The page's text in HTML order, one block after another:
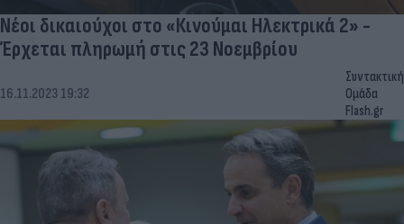
Νέοι δικαιούχοι στο «Κινούμαι Ηλεκτρικά 2» -
Έρχεται πληρωμή στις 23 Νοεμβρίου
16.11.2023 19:32
Συντακτική
Ομάδα
Flash.gr